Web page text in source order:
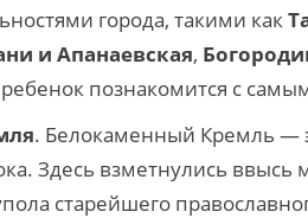
города, такими как
и Апанаевская,
ребенок познакомится с
. Белокаменный Кремль —
Здесь взметнулись
старейшего